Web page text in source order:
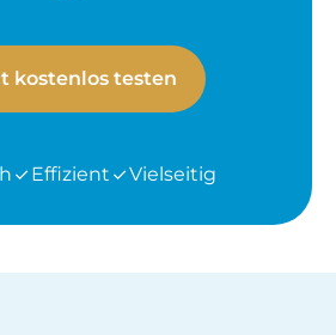
kostenlos testen
Effizient Vielseitig